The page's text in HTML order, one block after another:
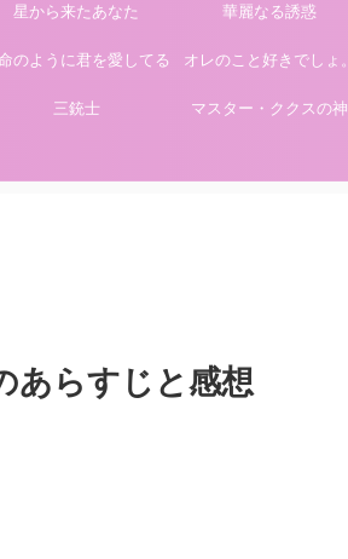
星から来たあなた 華麗なる誘惑
のように君を愛してる オレのこと好きでしょ。
三銃士 マスター・ククスの神
らすじと感想